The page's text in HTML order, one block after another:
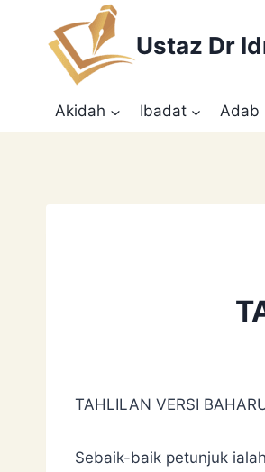
Ustaz Dr
Akidah Ibadat Adab
TAHLILAN VERSI